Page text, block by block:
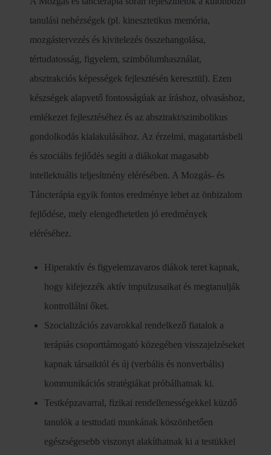
tanulási nehézségek (pl. kinesztetikus memória,
mozgástervezés és kivitelezés összehangolása,
tértudatosság, figyelem, szimbólumhasználat,
absztrakciós képességek fejlesztésén keresztül). Ezen
készségek alapvető fontosságúak az íráshoz, olvasáshoz,
emlékezet fejlesztéséhez és az absztrakt/szimbolikus
gondolkodás kialakulásához. Az érzelmi, magatartásbeli
és szociális fejlődés segíti a diákokat magasabb
intellektuális teljesítmény elérésében. A Mozgás- és
Táncterápia egyik fontos eredménye lehet az önbizalom
fejlődése, mely elengedhetetlen jó eredmények
eléréséhez.
Hiperaktív és figyelemzavaros diákok teret kapnak,
hogy kifejezzék aktív impulzusaikat és megtanulják
kontrollálni őket.
Szocializációs zavarokkal rendelkező fiatalok a
terápiás csoporttámogató közegében visszajelzéseket
kapnak társaiktól és új (verbális és nonverbális)
kommunikációs stratégiákat próbálhatnak ki.
Testképzavarral, fizikai rendellenességekkel küzdő
tanulók a testtudati munkának köszönhetően
egészségesebb viszonyt alakíthatnak ki a testükkel